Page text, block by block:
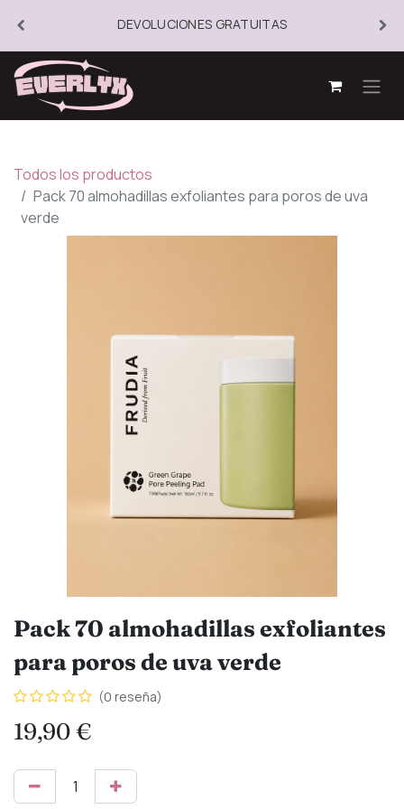
DEVOLUCIONES GRATUITAS
Todos los productos
Pack 70 almohadillas exfoliantes para poros de uva
verde
Pack 70 almohadillas exfoliantes
para poros de uva verde
(0 reseña)
19,90€